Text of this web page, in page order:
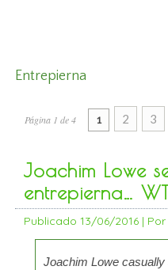
Entrepierna
Página 1 de 4 1 2 3
Joachim Lowe
entrepierna…
Publicado 13/06/2016 | Por
Joachim Lowe